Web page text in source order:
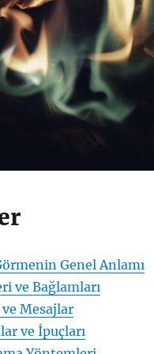
Genel Anlamı
ve Bağlamları
Mesajlar
ve İpuçları